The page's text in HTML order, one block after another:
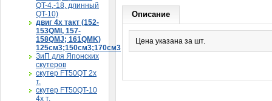
QT-4,-18, длинный
QT-10)
двиг 4х такт (152-
153QMI, 157-
158QMJ; 161QMK)
125см3;150см3;170см3
ЗиП для Японских
скутеров
скутер FT50QT 2х
т.
скутер FT50QT-10
4х т.
Описание
Цена указана за шт.